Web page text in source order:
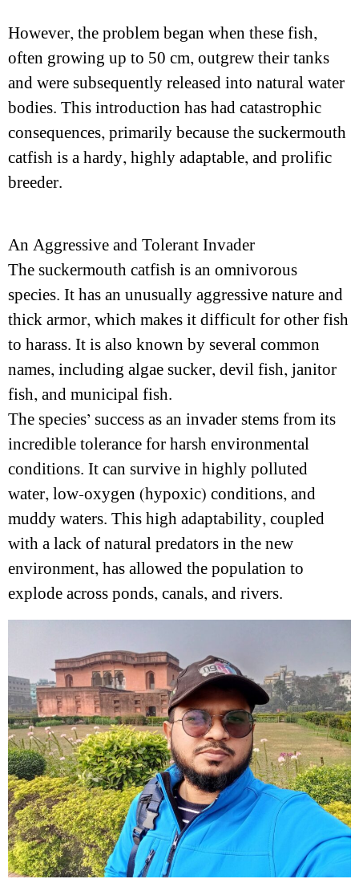
However, the problem began when these fish,
often growing up to 50 cm, outgrew their tanks
and were subsequently released into natural water
bodies. This introduction has had catastrophic
consequences, primarily because the suckermouth
catfish is a hardy, highly adaptable, and prolific
breeder.
An Aggressive and Tolerant Invader
The suckermouth catfish is an omnivorous
species. It has an unusually aggressive nature and
thick armor, which makes it difficult for other fish
to harass. It is also known by several common
names, including algae sucker, devil fish, janitor
fish, and municipal fish.
The species’ success as an invader stems from its
incredible tolerance for harsh environmental
conditions. It can survive in highly polluted
water, low-oxygen (hypoxic) conditions, and
muddy waters. This high adaptability, coupled
with a lack of natural predators in the new
environment, has allowed the population to
explode across ponds, canals, and rivers.